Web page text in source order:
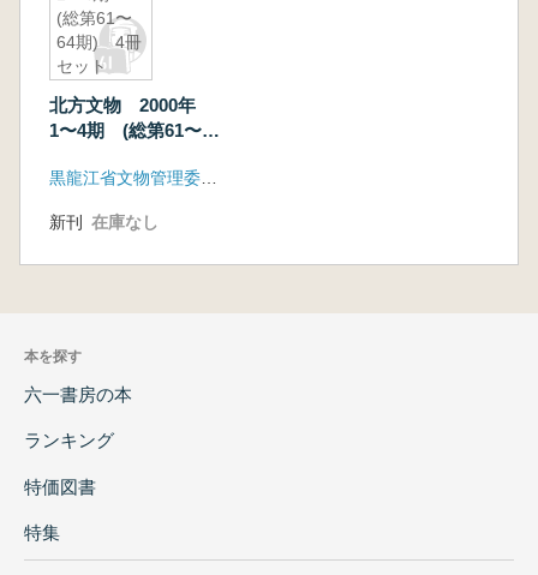
(総第61〜
64期) 4冊
セット
北方文物 2000年
1〜4期 (総第61〜64
黒龍江省文物管理委員会
新刊 在庫なし
本を探す
六一書房の本
ランキング
特価図書
特集